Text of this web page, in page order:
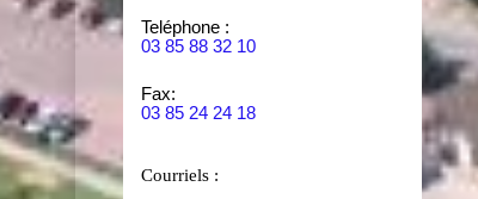
Teléphone :
03 85 88 32 10
Fax:
03 85 24 24 18
Courriels :